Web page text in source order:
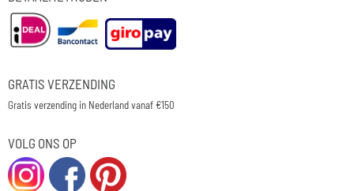
GRATIS VERZENDING
Gratis verzending in Nederland vanaf €150
VOLG ONS OP